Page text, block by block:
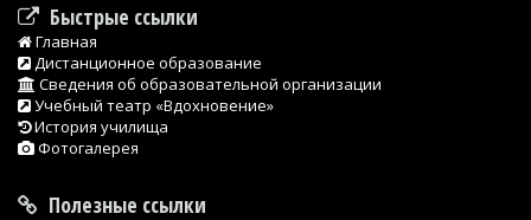
Быстрые ссылки
Главная
Дистанционное образование
Сведения об образовательной организации
Учебный театр «Вдохновение»
История училища
Фотогалерея
Полезные ссылки